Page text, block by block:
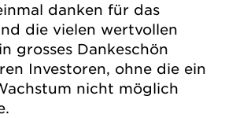
danken für das
die vielen wertvollen
grosses Dankeschön
Investoren, ohne die ein
nicht möglich